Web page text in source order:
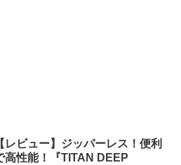
【レビュー】ジッパーレス！便利
高性能！『TITAN DEEP